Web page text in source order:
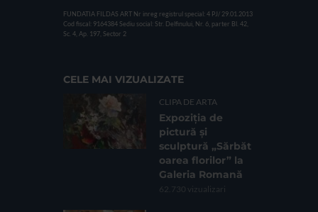
FUNDATIA FILDAS ART Nr inreg registrul special: 4 PJ/ 29.01.2013
Cod fiscal: 9164384 Sediu social: Str. Delfinului, Nr. 6, parter Bl. 42,
Sc. 4, Ap. 197, Sector 2
CELE MAI VIZUALIZATE
CLIPA DE ARTA
Expoziția de
pictură și
sculptură „Sărbăt
oarea florilor” la
Galeria Romană
62.730 vizualizari